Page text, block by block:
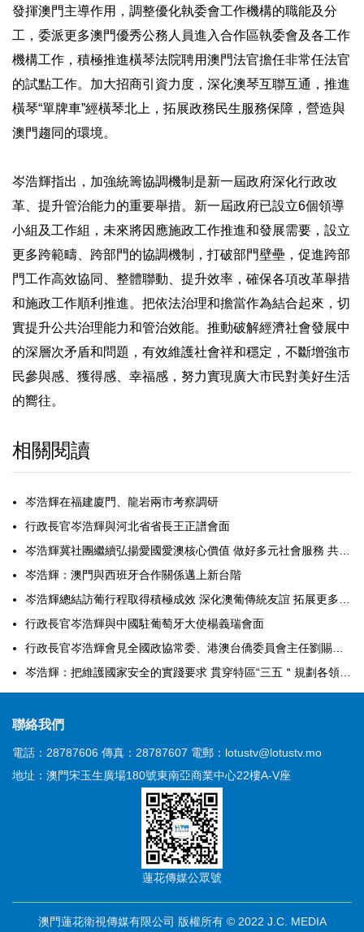
發揮澳門主導作用，調整優化執委會工作機構的職能及分
工，委派更多澳門優秀公務人員進入合作區執委會及各工作
機構工作，積極推進橫琴法院聘用澳門法官擔任非常任法官
的試點工作。加大招商引資力度，深化澳琴互聯互通，推進
橫琴“單牌車”經橫琴北上，拓展政務民生服務保障，營造與
澳門趨同的環境。
岑浩輝指出，加強統籌協調機制是新一屆政府深化行政改
革、提升管治能力的重要舉措。新一屆政府已設立6個領導
小組及工作組，未來將因應施政工作推進和發展需要，設立
更多跨範疇、跨部門的協調機制，打破部門壁壘，促進跨部
門工作高效協同、整體聯動、提升效率，確保各項改革舉措
和施政工作順利推進。把依法治理和擔當作為結合起來，切
實提升公共治理能力和管治效能。推動破解經濟社會發展中
的深層次矛盾和問題，有效維護社會祥和穩定，不斷增強市
民參與感、獲得感、幸福感，努力實現廣大市民對美好生活
的嚮往。
相關閱讀
岑浩輝在福建廈門、龍岩兩市考察調研
行政長官岑浩輝與河北省省長王正譜會面
岑浩輝：澳門與西班牙合作關係邁上新台階
行政長官岑浩輝與中國駐葡萄牙大使楊義瑞會面
聯絡我們
電話：28787606 傳真：28787607 電郵：lotustv@lotustv.mo
地址：澳門宋玉生廣場180號東南亞商業中心22樓A-V座
蓮花傳媒公眾號
澳門蓮花衛視傳媒有限公司 版權所有 © 2022 J.C. MEDIA